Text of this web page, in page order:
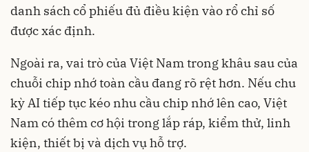
danh sách cổ phiếu đủ điều kiện vào rổ chỉ số
được xác định.
Ngoài ra, vai trò của Việt Nam trong khâu sau của
chuỗi chip nhớ toàn cầu đang rõ rệt hơn. Nếu chu
kỳ AI tiếp tục kéo nhu cầu chip nhớ lên cao, Việt
Nam có thêm cơ hội trong lắp ráp, kiểm thử, linh
kiện, thiết bị và dịch vụ hỗ trợ.